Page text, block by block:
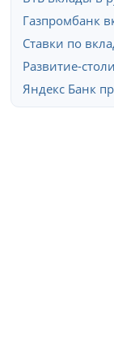
Газпромбанк
Ставки по
Развитие-
Яндекс Банк